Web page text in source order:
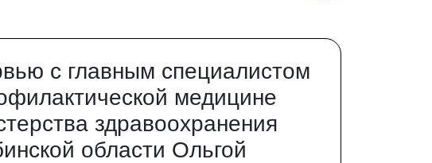
с главным специалистом
медицине
здравоохранения
области Ольгой